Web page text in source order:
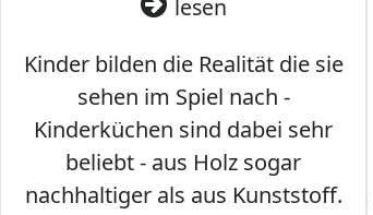
lesen
Kinder bilden die Realität die sie
sehen im Spiel nach -
Kinderküchen sind dabei sehr
beliebt - aus Holz sogar
nachhaltiger als aus Kunststoff.